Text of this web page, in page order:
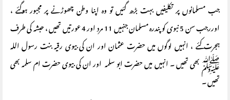
جب مسلمانوں پر تکلیفیں بہت بڑھ گئیں تو وہ اپنا وطن چھوڑنے پر مجبور ہوگئے ،
اوررجب سن 5 نبوی کو پندرہ مسلمان جنہیں 11 مرد اور 4 عورتیں تھیں ، حبشہ کی طرف
ہجرت کئے ، انہیں لوگوں میں حضرت عثمان اور ان کی بیوی رقیہ بنت رسول اللہ
ﷺ بھی تھیں ۔ انہیں میں حضرت ابو سلمہ اور ان کی بیوی حضرت ام سلمہ بھی
تھیں ۔